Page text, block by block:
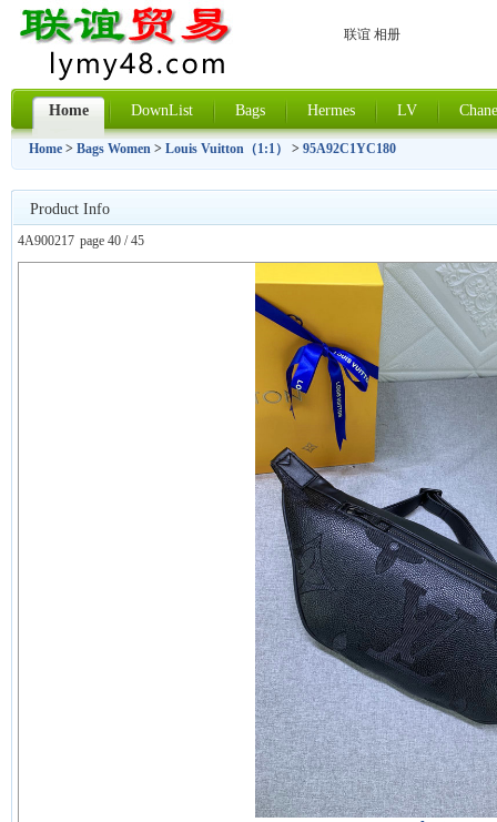
联谊 相册
Home DownList Bags Hermes LV
Home > Bags Women > Louis Vuitton（1:1） > 95A92C1YC180
Product Info
4A900217 page 40 / 45
上一张
下一张